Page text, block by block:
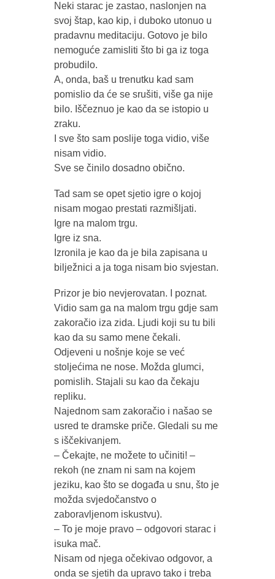
Neki starac je zastao, naslonjen na
svoj štap, kao kip, i duboko utonuo u
pradavnu meditaciju. Gotovo je bilo
nemoguće zamisliti što bi ga iz toga
probudilo.
A, onda, baš u trenutku kad sam
pomislio da će se srušiti, više ga nije
bilo. Iščeznuo je kao da se istopio u
zraku.
I sve što sam poslije toga vidio, više
nisam vidio.
Sve se činilo dosadno obično.
Tad sam se opet sjetio igre o kojoj
nisam mogao prestati razmišljati.
Igre na malom trgu.
Igre iz sna.
Izronila je kao da je bila zapisana u
bilježnici a ja toga nisam bio svjestan.
Prizor je bio nevjerovatan. I poznat.
Vidio sam ga na malom trgu gdje sam
zakoračio iza zida. Ljudi koji su tu bili
kao da su samo mene čekali.
Odjeveni u nošnje koje se već
stoljećima ne nose. Možda glumci,
pomislih. Stajali su kao da čekaju
repliku.
Najednom sam zakoračio i našao se
usred te dramske priče. Gledali su me
s iščekivanjem.
– Čekajte, ne možete to učiniti! –
rekoh (ne znam ni sam na kojem
jeziku, kao što se događa u snu, što je
možda svjedočanstvo o
zaboravljenom iskustvu).
– To je moje pravo – odgovori starac i
isuka mač.
Nisam od njega očekivao odgovor, a
onda se sjetih da upravo tako i treba